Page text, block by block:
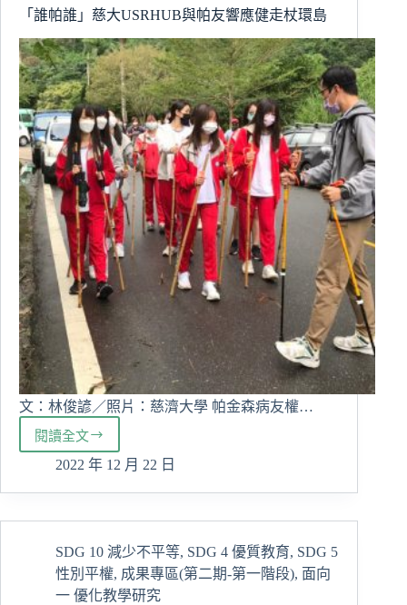
縮
代
溝
促
進
健
康
識
能
「誰帕誰」慈大USRHUB與帕友響應健走杖環島
文：林俊諺／照片：慈濟大學 帕金森病友權…
閱讀全文
「誰
帕
大
與
帕
友
2022 年 12 月 22 日
SDG 10 減少不平等, SDG 4 優質教育, SDG 5
性別平權, 成果專區(第二期-第一階段), 面向
一 優化教學研究